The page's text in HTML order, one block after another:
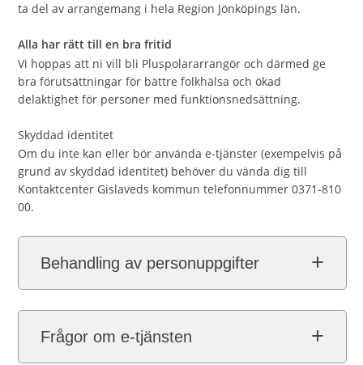
ta del av arrangemang i hela Region Jönköpings län.
Alla har rätt till en bra fritid
Vi hoppas att ni vill bli Pluspolararrangör och därmed ge
bra förutsättningar för bättre folkhälsa och ökad
delaktighet för personer med funktionsnedsättning.
Skyddad identitet
Om du inte kan eller bör använda e-tjänster (exempelvis på
grund av skyddad identitet) behöver du vända dig till
Kontaktcenter Gislaveds kommun telefonnummer 0371-810
00.
Behandling av personuppgifter
Frågor om e-tjänsten